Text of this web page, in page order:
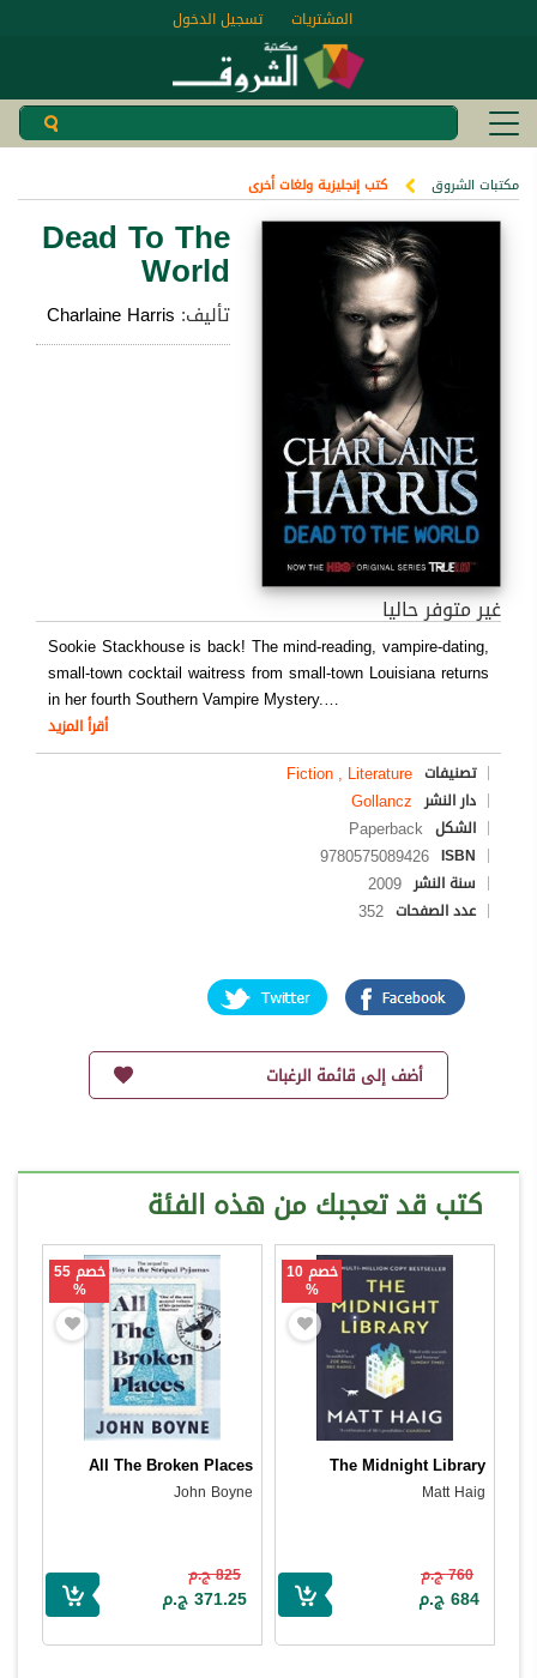
تسجيل الدخول المشتريات
مكتبات الشروق كتب إنجليزية ولغات أخرى
Dead To The
World
تأليف: Charlaine Harris
غير متوفر حاليا
Sookie Stackhouse is back! The mind-reading, vampire-dating,
small-town cocktail waitress from small-town Louisiana returns
in her fourth Southern Vampire Mystery.…
أقرأ المزيد
تصنيفات Fiction , Literature
دار النشر Gollancz
الشكل Paperback
ISBN
9780575089426
سنة النشر 2009
عدد الصفحات 352
أضف إلى قائمة الرغبات
كتب قد تعجبك من هذه الفئة
خصم 10
%
The Midnight Library
Matt Haig
760 ج.م
684 ج.م
خصم 55
%
All The Broken Places
John Boyne
825 ج.م
371.25 ج.م